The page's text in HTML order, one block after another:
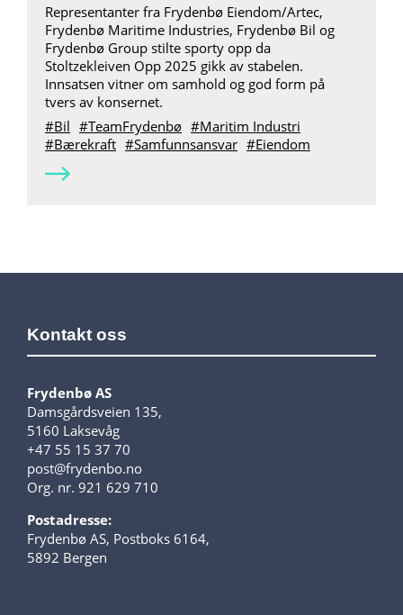
Representanter fra Frydenbø Eiendom/Artec,
Frydenbø Maritime Industries, Frydenbø Bil og
Frydenbø Group stilte sporty opp da
Stoltzekleiven Opp 2025 gikk av stabelen.
Innsatsen vitner om samhold og god form på
tvers av konsernet.
Bil
TeamFrydenbø
Maritim Industri
Bærekraft
Samfunnsansvar Eiendom
Kontakt oss
Frydenbø AS
Damsgårdsveien 135,
5160 Laksevåg
+47 55 15 37 70
post@frydenbo.no
Org. nr. 921 629 710
Postadresse:
Frydenbø AS, Postboks 6164,
5892 Bergen